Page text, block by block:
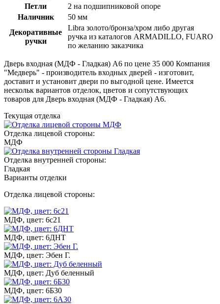
Петли
2 на подшипниковой опоре
Наличник
50 мм
Декоративные
ручки
Libra золото/бронза/хром либо другая
ручка из каталогов ARMADILLO, FUARO
по желанию заказчика
Дверь входная (МДФ - Гладкая) A6 по цене 35 000 Компания
"Медверь" - производитель входных дверей - изготовит,
доставит и установит двери по выгодной цене. Имеется
нескольк вариантов отделок, цветов и сопутствующих
товаров для Дверь входная (МДФ - Гладкая) A6.
Текущая отделка
Отделка лицевой стороны:
МДФ
Отделка внутренней стороны:
Гладкая
Варианты отделки
Отделка лицевой стороны:
МДФ, цвет: 6с21
МДФ, цвет: 6ДНТ
МДФ, цвет: Эбен Г.
МДФ, цвет: Дуб беленный
МДФ, цвет: 6Б30